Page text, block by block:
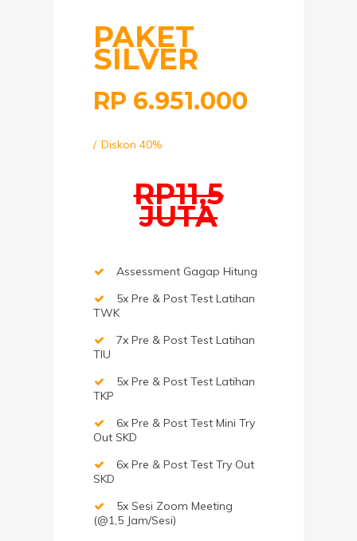
PAKET
SILVER
RP 6.951.000
Diskon 40%
RP11,5
JUTA
Assessment Gagap Hitung
5x Pre & Post Test Latihan
TWK
7x Pre & Post Test Latihan
TIU
5x Pre & Post Test Latihan
TKP
6x Pre & Post Test Mini Try
Out SKD
6x Pre & Post Test Try Out
SKD
5x Sesi Zoom Meeting
(@1,5 Jam/sesi)